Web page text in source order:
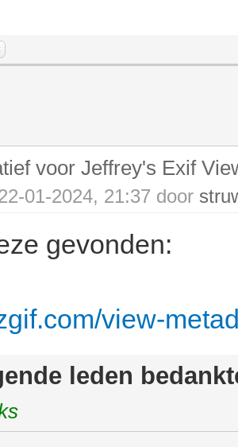
voor Jeffrey's Exif
01-2024, 21:37 door
gevonden:
view-
leden